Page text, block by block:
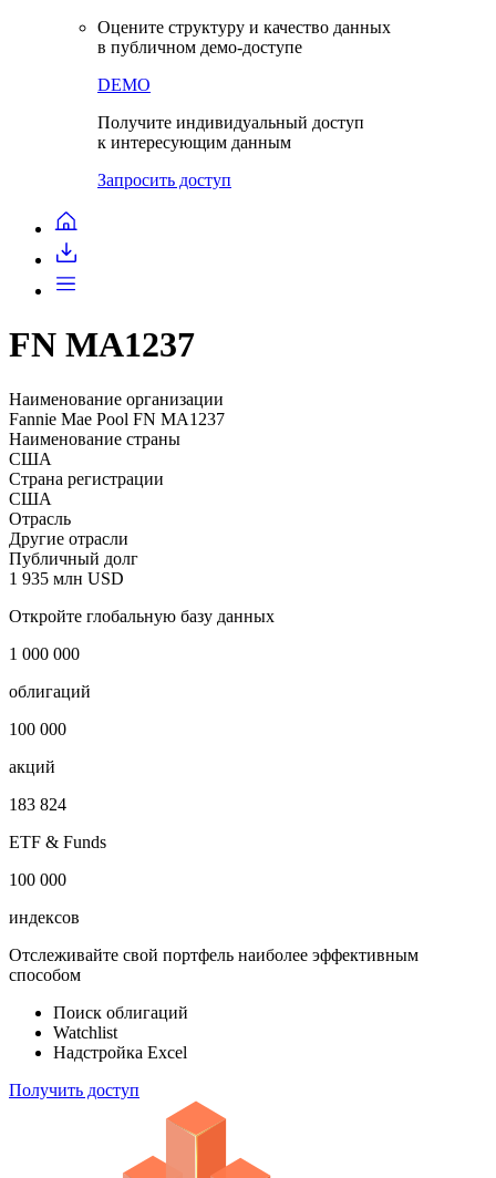
Оцените структуру и качество данных
в публичном демо-доступе
DEMO
Получите индивидуальный доступ
к интересующим данным
Запросить доступ
FN MA1237
Наименование организации
Fannie Mae Pool FN MA1237
Наименование страны
США
Страна регистрации
США
Отрасль
Другие отрасли
Публичный долг
1 935 млн USD
Откройте глобальную базу данных
1 000 000
облигаций
100 000
акций
183 824
ETF & Funds
100 000
индексов
Отслеживайте свой портфель наиболее эффективным
способом
Поиск облигаций
Watchlist
Надстройка Excel
Получить доступ